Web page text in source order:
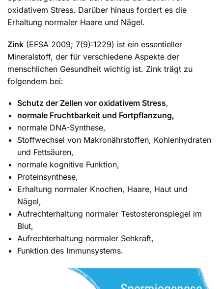
oxidativem Stress. Darüber hinaus fordert es die
Erhaltung normaler Haare und Nägel.
Zink (EFSA 2009; 7(9):1229) ist ein essentieller
Mineralstoff, der für verschiedene Aspekte der
menschlichen Gesundheit wichtig ist. Zink trägt zu
folgendem bei:
Schutz der Zellen vor oxidativem Stress,
normale Fruchtbarkeit und Fortpflanzung,
normale DNA-Synthese,
Stoffwechsel von Makronährstoffen, Kohlenhydraten
und Fettsäuren,
normale kognitive Funktion,
Proteinsynthese,
Erhaltung normaler Knochen, Haare, Haut und
Nägel,
Aufrechterhaltung normaler Testosteronspiegel im
Blut,
Aufrechterhaltung normaler Sehkraft,
Funktion des Immunsystems.